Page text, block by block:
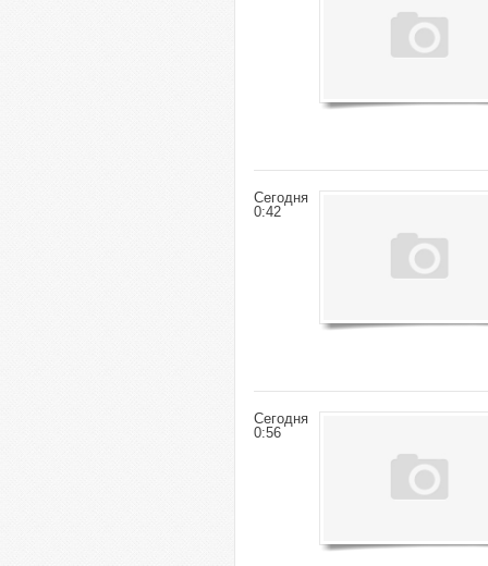
Сегодня
0:42
Сегодня
0:56